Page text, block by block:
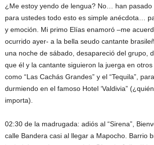
¿Me estoy yendo de lengua? No… han pasado
para ustedes todo esto es simple anécdota…
y emoción. Mi primo Elías enamoró –me
ocurrido ayer- a la bella seudo cantante
una noche de sábado, desapareció del grupo,
que él y la cantante siguieron la juerga en otros
como “Las Cachás Grandes” y el “Tequila”,
durmiendo en el famoso Hotel ‘Valdivia”
importa).
02:30 de la madrugada: adiós al “Sirena”,
calle Bandera casi al llegar a Mapocho. Barrio